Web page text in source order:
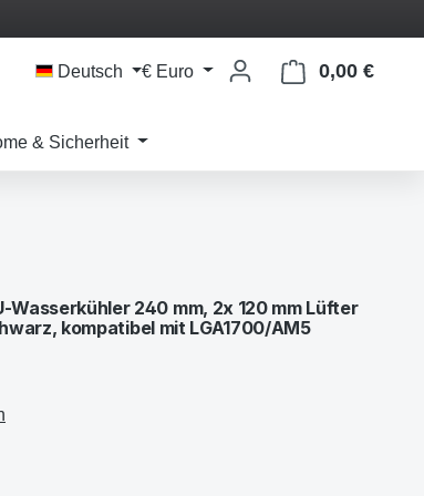
Deutsch € Euro 0,00 €
& Sicherheit
240 mm, 2x 120 mm Lüfter
kompatibel mit LGA1700/AM5